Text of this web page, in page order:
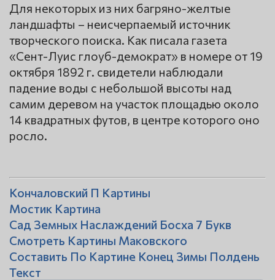
Для некоторых из них багряно-желтые
ландшафты – неисчерпаемый источник
творческого поиска. Как писала газета
«Сент-Луис глоуб-демократ» в номере от 19
октября 1892 г. свидетели наблюдали
падение воды с небольшой высоты над
самим деревом на участок площадью около
14 квадратных футов, в центре которого оно
росло.
Кончаловский П Картины
Мостик Картина
Сад Земных Наслаждений Босха 7 Букв
Смотреть Картины Маковского
Составить По Картине Конец Зимы Полдень
Текст